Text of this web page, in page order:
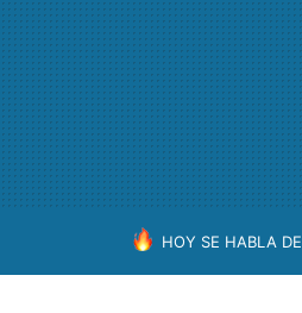
HOY SE HABLA DE